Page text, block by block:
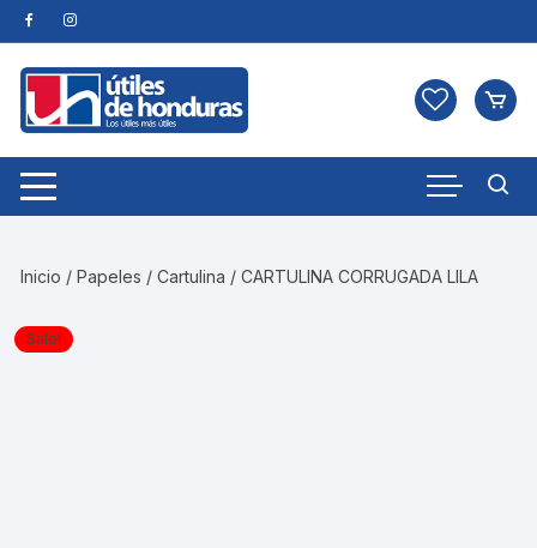
Skip
to
content
Inicio /Papeles /Cartulina / CARTULINA CORRUGADA LILA
Sale!